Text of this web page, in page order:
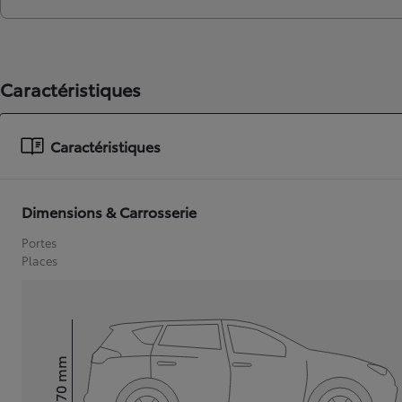
Caractéristiques
Caractéristiques
Dimensions & Carrosserie
Portes
Places
mm